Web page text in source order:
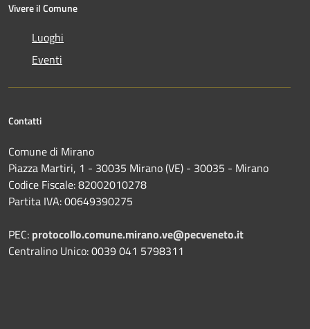
Vivere il Comune
Luoghi
Eventi
Contatti
Comune di Mirano
Piazza Martiri, 1 - 30035 Mirano (VE) - 30035 - Mirano
Codice Fiscale: 82002010278
Partita IVA: 00649390275
PEC: protocollo.comune.mirano.ve@pecveneto.it
Centralino Unico: 0039 041 5798311